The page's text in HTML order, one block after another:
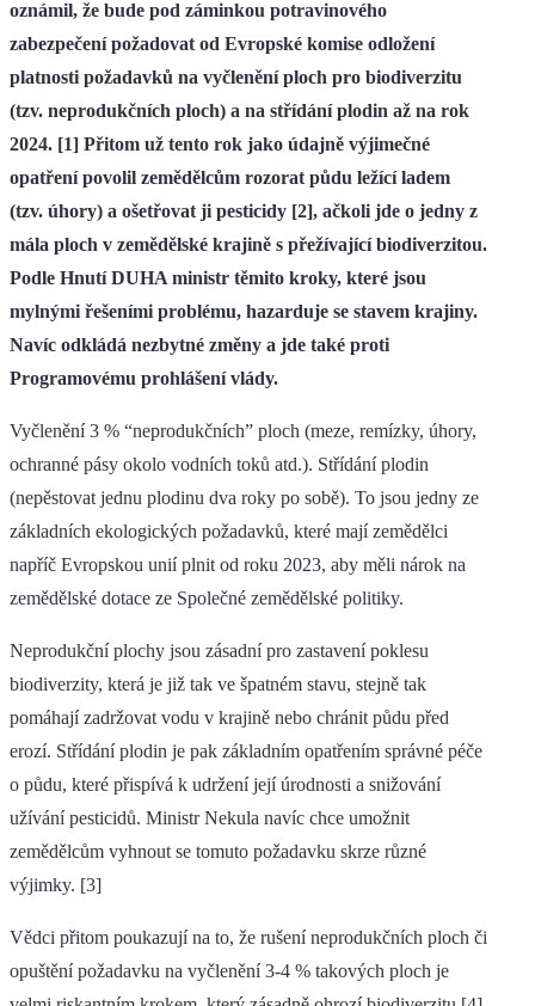
oznámil, že bude pod záminkou potravinového
zabezpečení požadovat od Evropské komise odložení
platnosti požadavků na vyčlenění ploch pro biodiverzitu
(tzv. neprodukčních ploch) a na střídání plodin až na rok
2024. [1] Přitom už tento rok jako údajně výjimečné
opatření povolil zemědělcům rozorat půdu ležící ladem
(tzv. úhory) a ošetřovat ji pesticidy [2], ačkoli jde o jedny z
mála ploch v zemědělské krajině s přežívající biodiverzitou.
Podle Hnutí DUHA ministr těmito kroky, které jsou
mylnými řešeními problému, hazarduje se stavem krajiny.
Navíc odkládá nezbytné změny a jde také proti
Programovému prohlášení vlády.
Vyčlenění 3 % “neprodukčních” ploch (meze, remízky, úhory,
ochranné pásy okolo vodních toků atd.). Střídání plodin
(nepěstovat jednu plodinu dva roky po sobě). To jsou jedny ze
základních ekologických požadavků, které mají zemědělci
napříč Evropskou unií plnit od roku 2023, aby měli nárok na
zemědělské dotace ze Společné zemědělské politiky.
Neprodukční plochy jsou zásadní pro zastavení poklesu
biodiverzity, která je již tak ve špatném stavu, stejně tak
pomáhají zadržovat vodu v krajině nebo chránit půdu před
erozí. Střídání plodin je pak základním opatřením správné péče
o půdu, které přispívá k udržení její úrodnosti a snižování
užívání pesticidů. Ministr Nekula navíc chce umožnit
zemědělcům vyhnout se tomuto požadavku skrze různé
výjimky. [3]
Vědci přitom poukazují na to, že rušení neprodukčních ploch či
opuštění požadavku na vyčlenění 3-4 % takových ploch je